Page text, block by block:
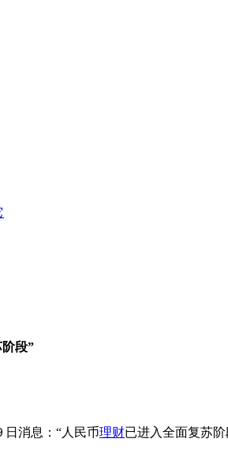
段”
消息：“人民币理财已进入全面复苏